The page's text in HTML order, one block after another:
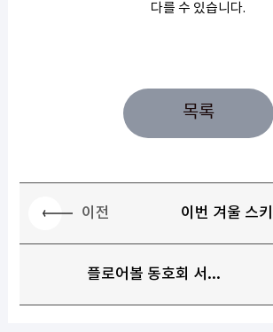
다를 수 있습니다.
목록
이전 이번 겨울 스
플로어볼 동호회 서...